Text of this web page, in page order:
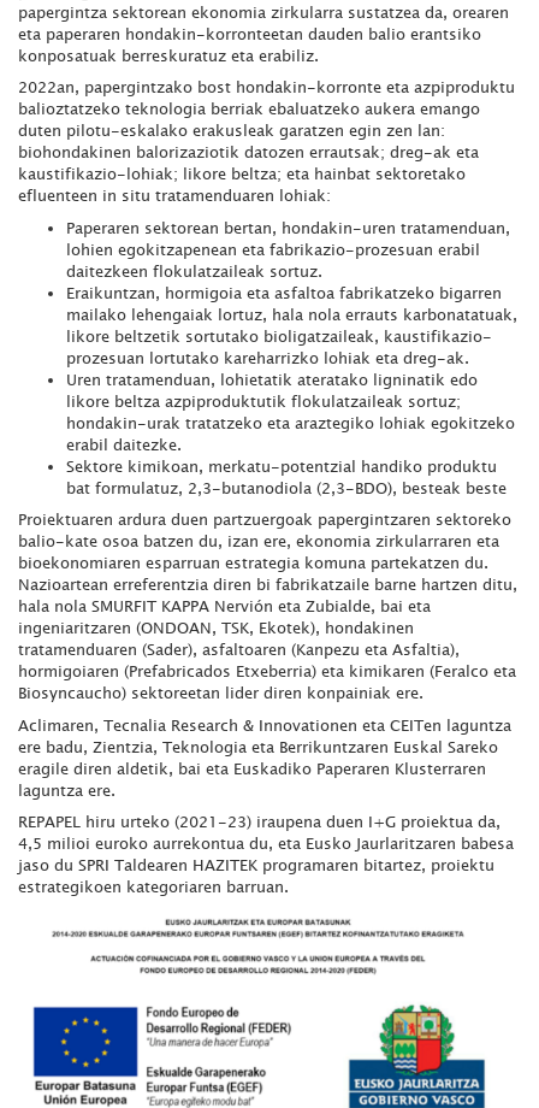
papergintza sektorean ekonomia zirkularra sustatzea da, orearen
eta paperaren hondakin-korronteetan dauden balio erantsiko
konposatuak berreskuratuz eta erabiliz.
2022an, papergintzako bost hondakin-korronte eta azpiproduktu
balioztatzeko teknologia berriak ebaluatzeko aukera emango
duten pilotu-eskalako erakusleak garatzen egin zen lan:
biohondakinen balorizaziotik datozen errautsak; dreg-ak eta
kaustifikazio-lohiak; likore beltza; eta hainbat sektoretako
efluenteen in situ tratamenduaren lohiak:
Paperaren sektorean bertan, hondakin-uren tratamenduan,
lohien egokitzapenean eta fabrikazio-prozesuan erabil
daitezkeen flokulatzaileak sortuz.
Eraikuntzan, hormigoia eta asfaltoa fabrikatzeko bigarren
mailako lehengaiak lortuz, hala nola errauts karbonatatuak,
likore beltzetik sortutako bioligatzaileak, kaustifikazio-
prozesuan lortutako kareharrizko lohiak eta dreg-ak.
Uren tratamenduan, lohietatik ateratako ligninatik edo
likore beltza azpiproduktutik flokulatzaileak sortuz;
hondakin-urak tratatzeko eta araztegiko lohiak egokitzeko
erabil daitezke.
Sektore kimikoan, merkatu-potentzial handiko produktu
bat formulatuz, 2,3-butanodiola (2,3-BDO), besteak beste
Proiektuaren ardura duen partzuergoak papergintzaren sektoreko
balio-kate osoa batzen du, izan ere, ekonomia zirkularraren eta
bioekonomiaren esparruan estrategia komuna partekatzen du.
Nazioartean erreferentzia diren bi fabrikatzaile barne hartzen ditu,
hala nola SMURFIT KAPPA Nervión eta Zubialde, bai eta
ingeniaritzaren (ONDOAN, TSK, Ekotek), hondakinen
tratamenduaren (Sader), asfaltoaren (Kanpezu eta Asfaltia),
hormigoiaren (Prefabricados Etxeberria) eta kimikaren (Feralco eta
Biosyncaucho) sektoreetan lider diren konpainiak ere.
Aclimaren, Tecnalia Research & Innovationen eta CEITen laguntza
ere badu, Zientzia, Teknologia eta Berrikuntzaren Euskal Sareko
eragile diren aldetik, bai eta Euskadiko Paperaren Klusterraren
laguntza ere.
REPAPEL hiru urteko (2021-23) iraupena duen I+G proiektua da,
4,5 milioi euroko aurrekontua du, eta Eusko Jaurlaritzaren babesa
jaso du SPRI Taldearen HAZITEK programaren bitartez, proiektu
estrategikoen kategoriaren barruan.